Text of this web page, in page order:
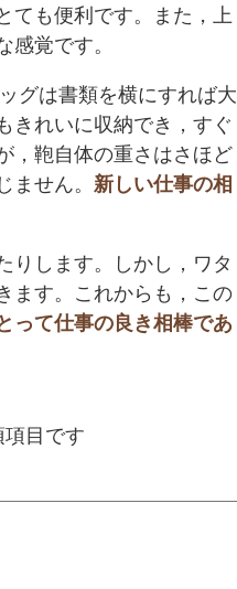
ても便利です。また，上
覚です。
グは書類を横にすれば大
きれいに収納でき，すぐ
，鞄自体の重さはさほど
せん。 新しい仕事の相
りします。しかし，ワタ
ます。これからも，この
って仕事の良き相棒であ
目です